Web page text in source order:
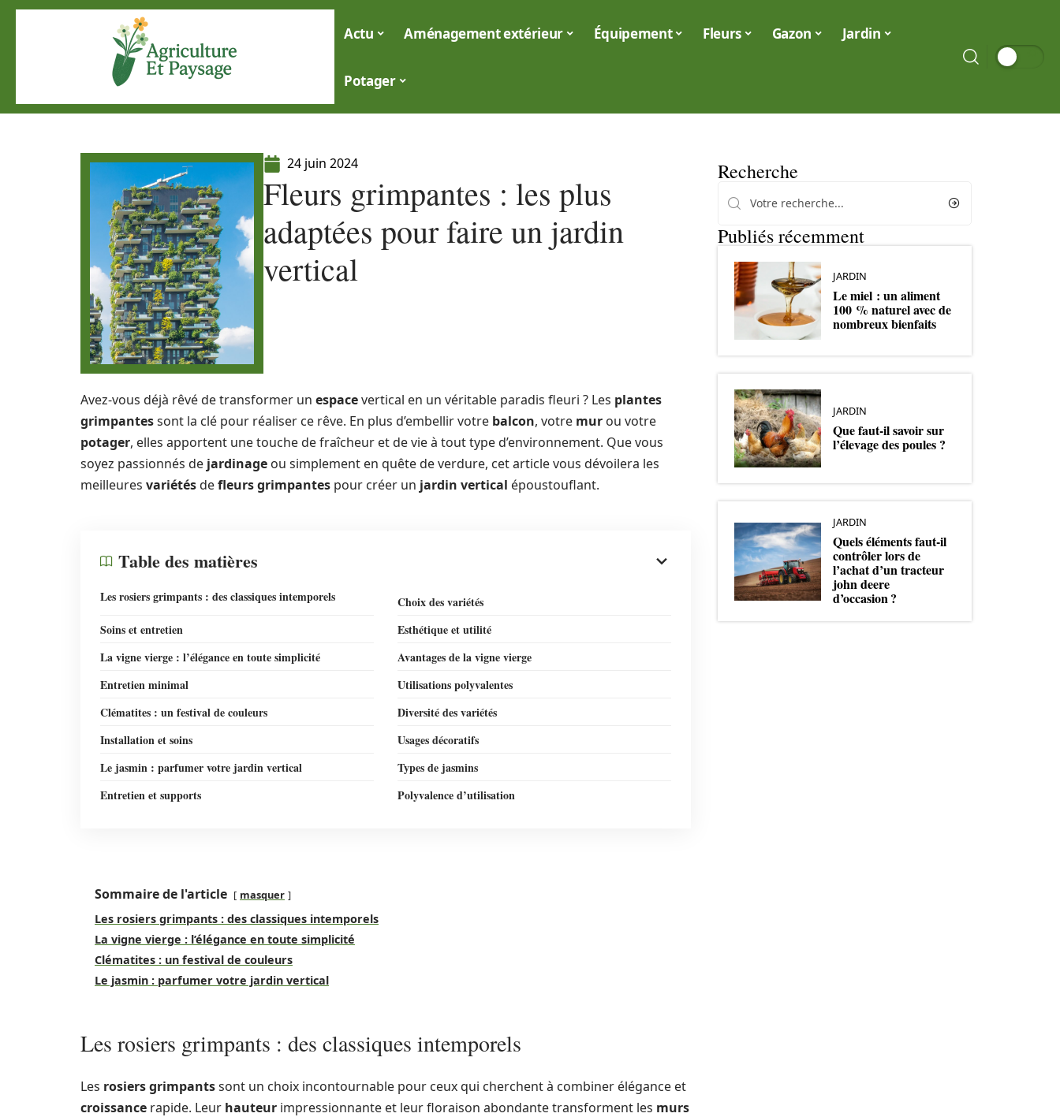
Actu Aménagement extérieur Équipement Fleurs Gazon Jardin
Potager
24 juin 2024
Fleurs grimpantes : les plus
adaptées pour faire un jardin
vertical
Avez-vous déjà rêvé de transformer un espacevertical en un véritable paradis fleuri ? Les plantes
grimpantessont la clé pour réaliser ce rêve. En plus d’embellir votre balcon, votre mur ou votre
potager, elles apportent une touche de fraîcheur et de vie à tout type d’environnement. Que vous
soyez passionnés de jardinage ou simplement en quête de verdure, cet article vous dévoilera les
meilleures variétésdefleurs grimpantes pour créer un jardin vertical époustouflant.
Table des matières
Les rosiers grimpants : des classiques intemporels
Choix des variétés
Soins et entretien
Esthétique et utilité
La vigne vierge : l’élégance en toute simplicité
Avantages de la vigne vierge
Entretien minimal
Utilisations polyvalentes
Clématites : un festival de couleurs
Diversité des variétés
Installation et soins
Usages décoratifs
Le jasmin : parfumer votre jardin vertical
Types de jasmins
Entretien et supports
Polyvalence d’utilisation
Sommaire de l'article masquer
Les rosiers grimpants : des classiques intemporels
La vigne vierge : l’élégance en toute simplicité
Clématites : un festival de couleurs
Le jasmin : parfumer votre jardin vertical
Les rosiers grimpants : des classiques intemporels
Les rosiers grimpantssont un choix incontournable pour ceux qui cherchent à combiner élégance et
croissance rapide. Leur hauteur impressionnante et leur floraison abondante transforment les murs
Recherche
Publiés récemment
JARDIN
Le miel : un aliment
100 % naturel avec de
nombreux bienfaits
JARDIN
Que faut-il savoir sur
l’élevage des poules ?
JARDIN
Quels éléments faut-il
contrôler lors de
l’achat d’un tracteur
john deere
d’occasion ?